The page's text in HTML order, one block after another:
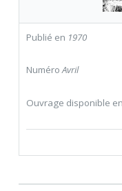
Publié en 1970
NuméroAvril
Ouvrage disponible